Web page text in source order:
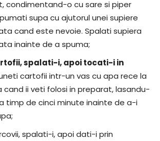
condimentand-o cu sare si piper
supa cu ajutorul unei supiere
cand este nevoie. Spalati supiera
inainte de a spuma;
spalati-i, apoi tocati-i in
cartofii intr-un vas cu apa rece la
cand ii veti folosi in preparat, lasandu-
timp de cinci minute inainte de a-i
spalati-i, apoi dati-i prin